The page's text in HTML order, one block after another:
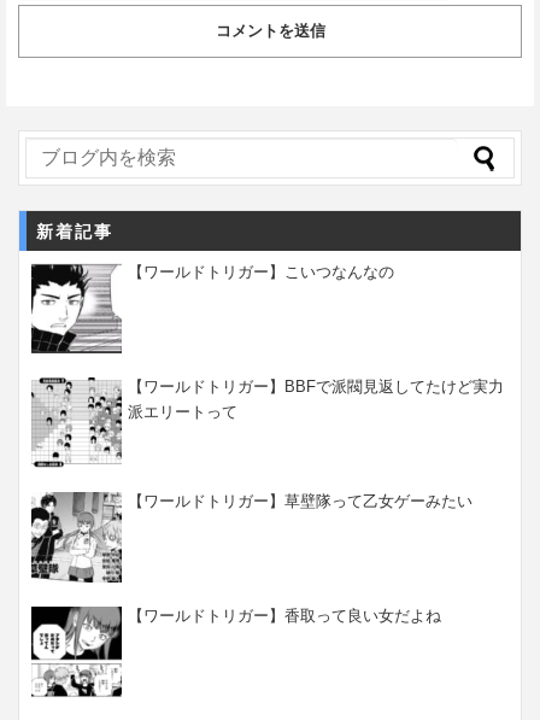
新着記事
【ワールドトリガー】こいつなんなの
【ワールドトリガー】BBFで派閥見返してたけど実力
派エリートって
【ワールドトリガー】草壁隊って乙女ゲーみたい
【ワールドトリガー】香取って良い女だよね